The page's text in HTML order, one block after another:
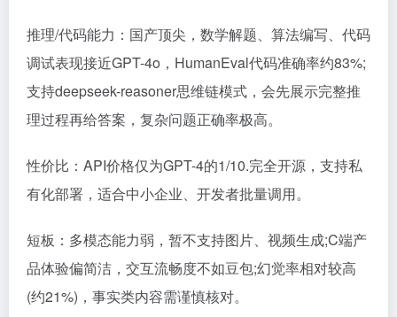
推理/代码能力：国产顶尖，数学解题、算法编写、代码
调试表现接近GPT-4o，HumanEval代码准确率约83%;
支持deepseek-reasoner思维链模式，会先展示完整推
理过程再给答案，复杂问题正确率极高。
性价比：API价格仅为GPT-4的1/10.完全开源，支持私
有化部署，适合中小企业、开发者批量调用。
短板：多模态能力弱，暂不支持图片、视频生成;C端产
品体验偏简洁，交互流畅度不如豆包;幻觉率相对较高
(约21%)，事实类内容需谨慎核对。